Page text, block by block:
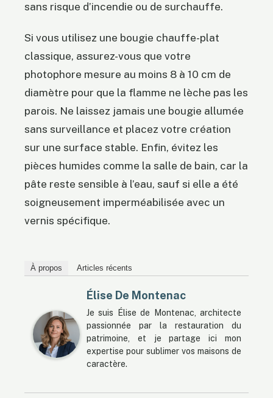
sans risque d’incendie ou de surchauffe.
Si vous utilisez une bougie chauffe-plat
classique, assurez-vous que votre
photophore mesure au moins 8 à 10 cm de
diamètre pour que la flamme ne lèche pas les
parois. Ne laissez jamais une bougie allumée
sans surveillance et placez votre création
sur une surface stable. Enfin, évitez les
pièces humides comme la salle de bain, car la
pâte reste sensible à l’eau, sauf si elle a été
soigneusement imperméabilisée avec un
vernis spécifique.
À propos Articles récents
Élise De Montenac
Je suis Élise de Montenac, architecte
passionnée par la restauration du
patrimoine, et je partage ici mon
expertise pour sublimer vos maisons de
caractère.